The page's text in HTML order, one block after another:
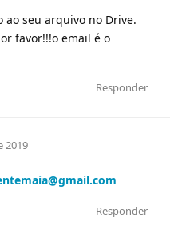
ao seu arquivo no Drive.
favor!!!o email é o
Responder
2019
Responder